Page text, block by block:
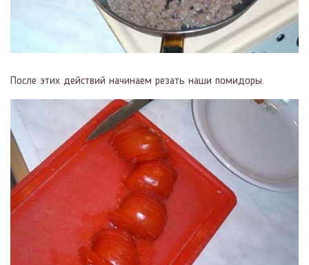
После этих действий начинаем резать наши помидоры.